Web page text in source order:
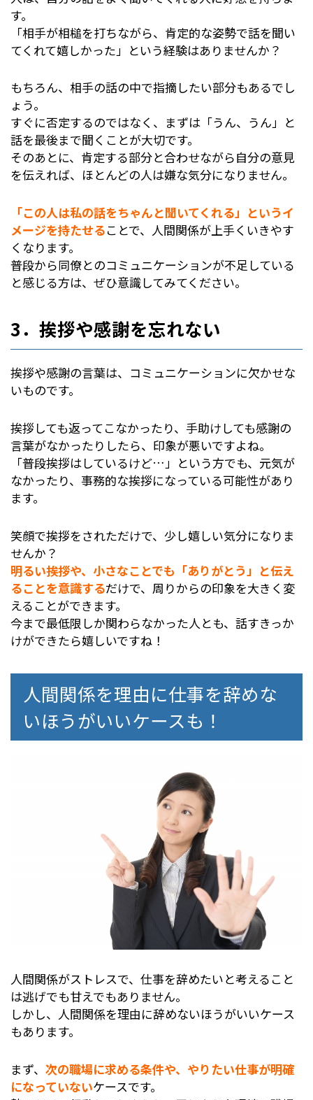
す。
「相手が相槌を打ちながら、肯定的な姿勢で話を聞い
てくれて嬉しかった」という経験はありませんか？
もちろん、相手の話の中で指摘したい部分もあるでし
ょう。
すぐに否定するのではなく、まずは「うん、うん」と
話を最後まで聞くことが大切です。
そのあとに、肯定する部分と合わせながら自分の意見
を伝えれば、ほとんどの人は嫌な気分になりません。
「この人は私の話をちゃんと聞いてくれる」というイ
メージを持たせることで、人間関係が上手くいきやす
くなります。
普段から同僚とのコミュニケーションが不足している
と感じる方は、ぜひ意識してみてください。
3．挨拶や感謝を忘れない
挨拶や感謝の言葉は、コミュニケーションに欠かせな
いものです。
挨拶しても返ってこなかったり、手助けしても感謝の
言葉がなかったりしたら、印象が悪いですよね。
「普段挨拶はしているけど…」という方でも、元気が
なかったり、事務的な挨拶になっている可能性があり
ます。
笑顔で挨拶をされただけで、少し嬉しい気分になりま
せんか？
明るい挨拶や、小さなことでも「ありがとう」と伝え
ることを意識するだけで、周りからの印象を大きく変
えることができます。
今まで最低限しか関わらなかった人とも、話すきっか
けができたら嬉しいですね！
人間関係を理由に仕事を辞めな
いほうがいいケースも！
人間関係がストレスで、仕事を辞めたいと考えること
は逃げでも甘えでもありません。
しかし、人間関係を理由に辞めないほうがいいケース
もあります。
まず、 次の職場に求める条件や、やりたい仕事が明確
になっていないケースです。